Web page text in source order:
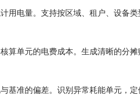
用电量。支持按区域、租户、设备类
算单元的电费成本。生成清晰的分摊
基准的偏差。识别异常耗能单元，定